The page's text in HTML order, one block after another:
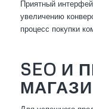
Приятный
увеличению
процесс покупки
SEO И